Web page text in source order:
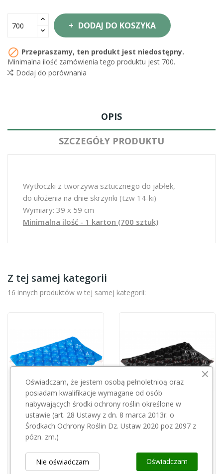
DODAJ DO KOSZYKA
 Przepraszamy, ten produkt jest niedostępny.
Minimalna ilość zamówienia tego produktu jest 700.
Dodaj do porównania
OPIS
SZCZEGÓŁY PRODUKTU
Wytłoczki z tworzywa sztucznego do jabłek,
do ułożenia na dnie skrzynki (tzw 14-ki)
Wymiary: 39 x 59 cm
Minimalna ilość - 1 karton (700 sztuk)
Z tej samej kategorii
16 innych produktów w tej samej kategorii:
Przepraszamy, ten produkt
jest niedostępny.
Tacka PP opak 700 szt 37 N
0,32 zł
Przepraszamy, ten produkt
jest niedostępny.
0,32 zł
Oświadczam, że jestem osobą pełnoletnioą oraz
posiadam kwalifikacje wymagane od osób
nabywających środki ochrony roślin określone w
ustawie (art. 28 Ustawy z dn. 8 marca 2013r. o
Środkach Ochrony Roślin Dz. Ustaw 2020 poz 2097 z
pózn. zm.)
Oświadczam
Nie oświadczam